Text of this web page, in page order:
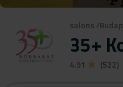
salons /
35+
4.91 (522)